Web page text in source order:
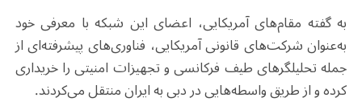
به گفته مقام‌های آمریکایی، اعضای این شبکه با معرفی خود
به‌عنوان شرکت‌های قانونی آمریکایی، فناوری‌های پیشرفته‌ای از
جمله تحلیلگرهای طیف فرکانسی و تجهیزات امنیتی را خریداری
کرده و از طریق واسطه‌هایی در دبی به ایران منتقل می‌کردند.